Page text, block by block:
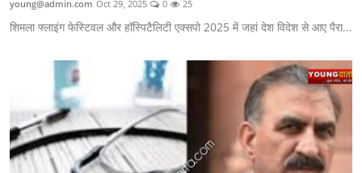
Yuva Josh
National
Uttra Khand
Political
young@admin.com Oct 29, 2025 0 25
शिमला फ्लाइंग फेस्टिवल और हॉस्पिटैलिटी एक्सपो 2025 में जहां देश विदेश से आए पैरा...